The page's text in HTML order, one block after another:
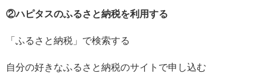
②ハピタスのふるさと納税を利用する
「ふるさと納税」で検索する
自分の好きなふるさと納税のサイトで申し込む